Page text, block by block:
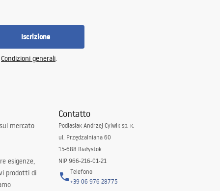
Iscrizione
Condizioni generali.
mercato
esigenze,
prodotti di
Contatto
Podlasiak Andrzej Cylwik sp. k.
ul. Przędzalniana 60
15-688 Białystok
NIP 966-216-01-21
Telefono
+39 06 976 28775